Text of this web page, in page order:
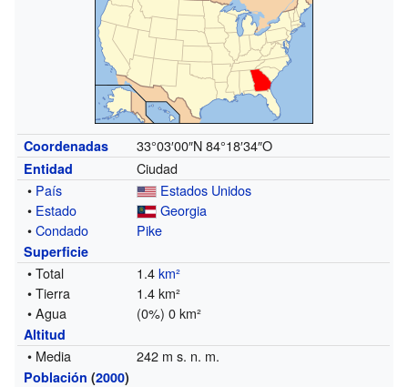
Coordenadas 33°03′00″N 84°18′34″O
Entidad
Ciudad
• País
Estados Unidos
• Estado
Georgia
•Condado Pike
Superficie
• Total 1.4km²
• Tierra
1.4 km²
• Agua
(0%) 0 km²
Altitud
• Media 242 m s. n. m.
Población (2000)